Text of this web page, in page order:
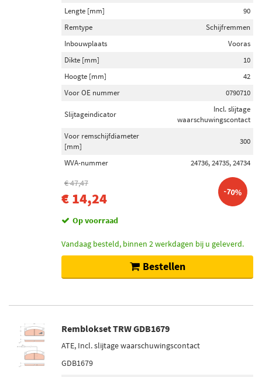
ABE (1)
TRW (2)
ABS (1)
Achteras (2)
Niet op voorraad (16)
Op voorraad (13)
Lengte [mm]
90
Remtype
Schijfremmen
Inbouwplaats
Vooras
Dikte [mm]
10
Hoogte [mm]
42
Voor OE nummer
0790710
Slijtageindicator
Incl. slijtage
waarschuwingscontact
Voor remschijfdiameter
[mm]
300
WVA-nummer 24736, 24735, 24734
€ 47,47
€ 14,24 -70%
Op voorraad
Vandaag besteld, binnen 2 werkdagen bij u geleverd.
Bestellen
Remblokset TRW GDB1679
ATE, Incl. slijtage waarschuwingscontact
GDB1679